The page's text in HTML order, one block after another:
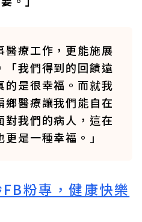
醫療工作，更能施展
「我們得到的回饋遠
的是很幸福。而就我
鄉醫療讓我們能自在
對我們的病人，這在
是一種幸福。」
粉專，健康快樂